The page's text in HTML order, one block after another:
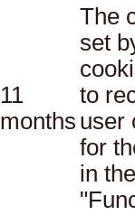
11
months
The
set
to
user
for
in